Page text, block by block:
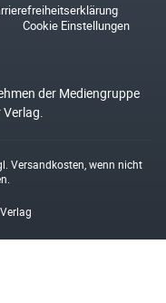
Cookie Einstellungen
der Mediengruppe
Versandkosten , wenn nicht